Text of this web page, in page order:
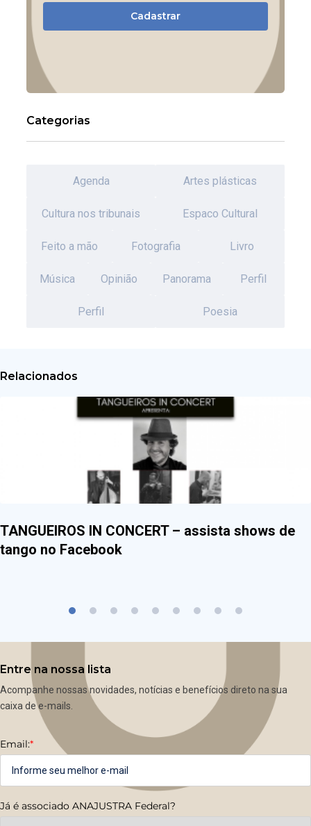
Cadastrar
Categorias
Agenda Artes plásticas
Cultura nos tribunais Espaco Cultural
Feito a mão Fotografia Livro
Música Opinião Panorama Perfil
Perfil Poesia
Relacionados
TANGUEIROS IN CONCERT – assista shows de
tango no Facebook
Entre na nossa lista
Acompanhe nossas novidades, notícias e benefícios direto na sua
caixa de e-mails.
Email:*
Já é associado ANAJUSTRA Federal?